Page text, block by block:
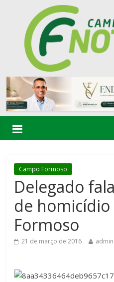
Campo Formoso
Delegado
de
Formoso
21 de março de 2016 admin